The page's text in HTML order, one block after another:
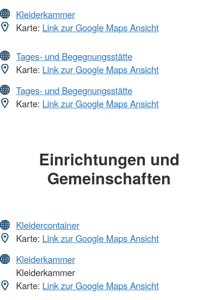
Kleiderkammer
Karte: Link zur Google Maps Ansicht
Tages- und Begegnungsstätte
Karte: Link zur Google Maps Ansicht
Tages- und Begegnungsstätte
Karte: Link zur Google Maps Ansicht
Einrichtungen und
Gemeinschaften
Kleidercontainer
Karte: Link zur Google Maps Ansicht
Kleiderkammer
Kleiderkammer
Karte: Link zur Google Maps Ansicht